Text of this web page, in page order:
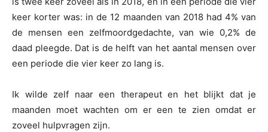
keer korter was: in de 12 maanden van 2018 had 4% van
de mensen een zelfmoordgedachte, van wie 0,2% de
daad pleegde. Dat is de helft van het aantal mensen over
een periode die vier keer zo lang is.
Ik wilde zelf naar een therapeut en het blijkt dat je
maanden moet wachten om er een te zien omdat er
zoveel hulpvragen zijn.